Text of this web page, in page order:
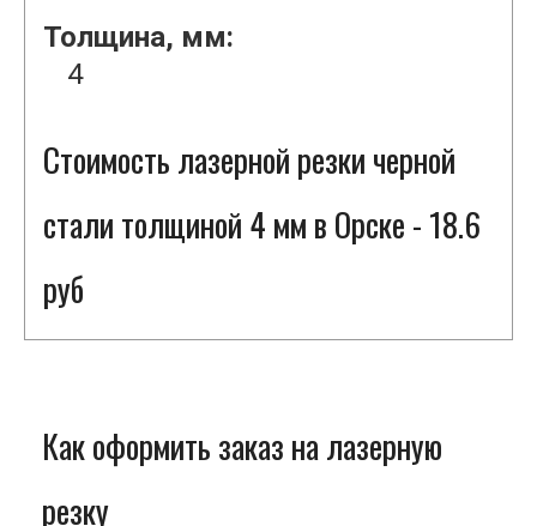
Толщина, мм:
4
Стоимость лазерной резки черной
стали толщиной 4 мм в Орске - 18.6
руб
Как оформить заказ на лазерную
резку